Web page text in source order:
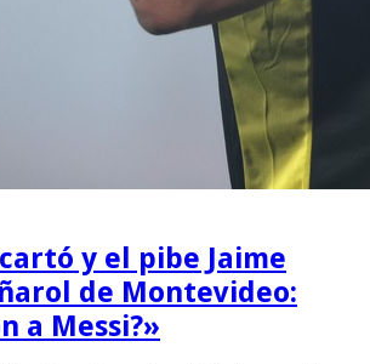
y el pibe Jaime
de Montevideo:
a Messi?»